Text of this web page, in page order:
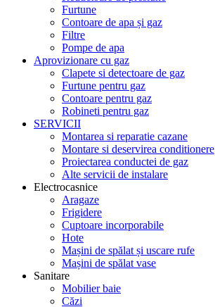
Furtune
Contoare de apa și gaz
Filtre
Pompe de apa
Aprovizionare cu gaz
Clapete si detectoare de gaz
Furtune pentru gaz
Contoare pentru gaz
Robineti pentru gaz
SERVICII
Montarea si reparatie cazane
Montare si deservirea conditionere
Proiectarea conductei de gaz
Alte servicii de instalare
Electrocasnice
Aragaze
Frigidere
Cuptoare incorporabile
Hote
Mașini de spălat și uscare rufe
Mașini de spălat vase
Sanitare
Mobilier baie
Căzi